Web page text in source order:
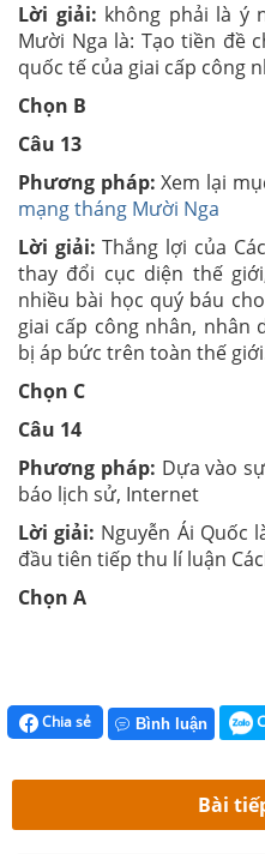
Lời giải: không phải là ý
Mười Nga là: Tạo tiền đề
quốc tế của giai cấp công
Chọn B
Câu 13
Phương pháp: Xem lại
mạng tháng Mười Nga
Lời giải: Thắng lợi của
thay đổi cục diện thế
nhiều bài học quý báu
giai cấp công nhân, nhân
bị áp bức trên toàn thế
Chọn C
Câu 14
Phương pháp: Dựa vào
báo lịch sử, Internet
Lời giải: Nguyễn Ái Quốc
đầu tiên tiếp thu lí luận
Chọn A
Chia sẻ Bình luận
Bài